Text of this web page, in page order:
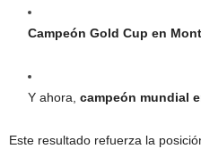
Campeón Gold Cup en
Y ahora, campeón mundial
Este resultado refuerza la